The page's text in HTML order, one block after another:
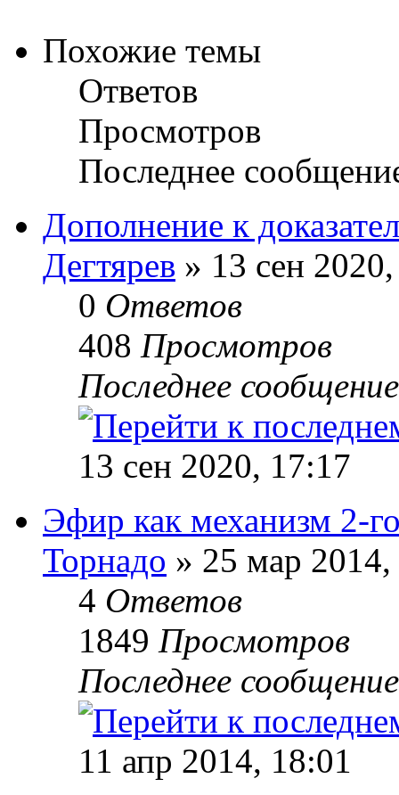
Похожие темы
Ответов
Просмотров
Последнее
Дополнение к
Дегтярев » 13 сен
0 Ответов
408 Просмотров
Последнее
13 сен 2020, 17:17
Эфир как механизм 2-
Торнадо » 25 мар
4 Ответов
1849 Просмотров
Последнее
11 апр 2014, 18:01